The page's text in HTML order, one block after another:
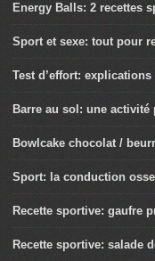
Energy Balls: 2 recettes
Sport et sexe: tout pour
Test d’effort:
Barre au sol: une
Bowlcake chocolat /
Sport: la conduction
Recette sportive: gaufre
Recette sportive: salade